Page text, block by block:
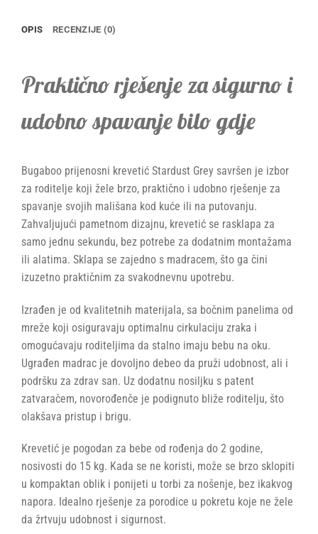
OPIS RECENZIJE (0)
Praktično rješenje za sigurno i
udobno spavanje bilo gdje
Bugaboo prijenosni krevetić Stardust Grey savršen je izbor
za roditelje koji žele brzo, praktično i udobno rješenje za
spavanje svojih mališana kod kuće ili na putovanju.
Zahvaljujući pametnom dizajnu, krevetić se rasklapa za
samo jednu sekundu, bez potrebe za dodatnim montažama
ili alatima. Sklapa se zajedno s madracem, što ga čini
izuzetno praktičnim za svakodnevnu upotrebu.
Izrađen je od kvalitetnih materijala, sa bočnim panelima od
mreže koji osiguravaju optimalnu cirkulaciju zraka i
omogućavaju roditeljima da stalno imaju bebu na oku.
Ugrađen madrac je dovoljno debeo da pruži udobnost, ali i
podršku za zdrav san. Uz dodatnu nosiljku s patent
zatvaračem, novorođenče je podignuto bliže roditelju, što
olakšava pristup i brigu.
Krevetić je pogodan za bebe od rođenja do 2 godine,
nosivosti do 15 kg. Kada se ne koristi, može se brzo sklopiti
u kompaktan oblik i ponijeti u torbi za nošenje, bez ikakvog
napora. Idealno rješenje za porodice u pokretu koje ne žele
da žrtvuju udobnost i sigurnost.